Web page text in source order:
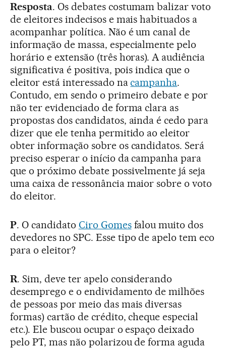
Resposta. Os debates costumam balizar voto
de eleitores indecisos e mais habituados a
acompanhar política. Não é um canal de
informação de massa, especialmente pelo
horário e extensão (três horas). A audiência
significativa é positiva, pois indica que o
eleitor está interessado nacampanha.
Contudo, em sendo o primeiro debate e por
não ter evidenciado de forma clara as
propostas dos candidatos, ainda é cedo para
dizer que ele tenha permitido ao eleitor
obter informação sobre os candidatos. Será
preciso esperar o início da campanha para
que o próximo debate possivelmente já seja
uma caixa de ressonância maior sobre o voto
do eleitor.
P. O candidato Ciro Gomesfalou muito dos
devedores no SPC. Esse tipo de apelo tem eco
para o eleitor?
R. Sim, deve ter apelo considerando
desemprego e o endividamento de milhões
de pessoas por meio das mais diversas
formas) cartão de crédito, cheque especial
etc.). Ele buscou ocupar o espaço deixado
pelo PT, mas não polarizou de forma aguda